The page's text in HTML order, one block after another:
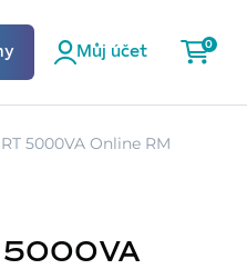
Můj účet
0
5000VA Online RM
5000VA